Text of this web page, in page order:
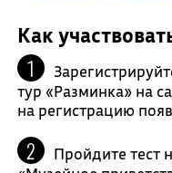
Как
тур «Разминка» на
на регистрацию
Пройдите тест